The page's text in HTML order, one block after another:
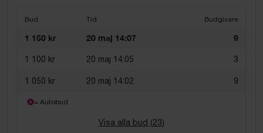
Bud Tid Budgivare
1 150 kr 20 maj 14:07 9
1 100 kr 20 maj 14:05 3
1 050 kr 20 maj 14:02 9
= Autobud
Visa alla bud (23)